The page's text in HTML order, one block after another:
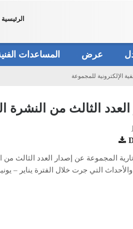
الرئيسية
عرض المساعدات
الإلكترونية للمجموعة
الثالث من النشرة
المجموعة عن إصدار العدد الثالث من
التي جرت خلال الفترة يناير – يونيو